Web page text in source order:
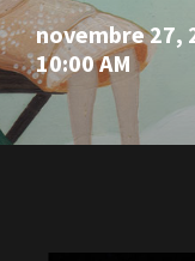
novembre 27,
10:00 AM